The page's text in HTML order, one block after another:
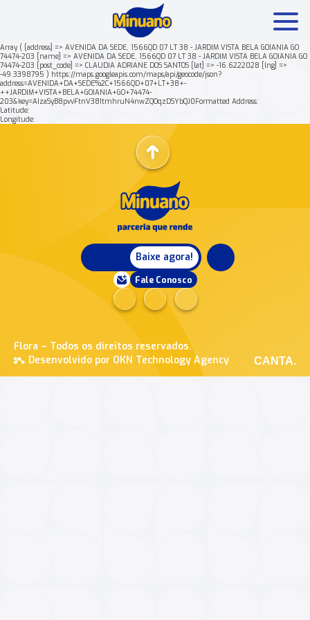
Array ( [address] => AVENIDA DA SEDE, 1566QD 07 LT 38 - JARDIM VISTA BELA GOIANIA GO
74474-203 [name] => AVENIDA DA SEDE, 1566QD 07 LT 38 - JARDIM VISTA BELA GOIANIA GO
74474-203 [post_code] => CLAUDIA ADRIANE DOS SANTOS [lat] => -16.6222028 [lng] =>
-49.3398795 ) https://maps.googleapis.com/maps/api/geocode/json?
address=AVENIDA+DA+SEDE%2C+1566QD+07+LT+38+-
++JARDIM+VISTA+BELA+GOIANIA+GO+74474-
203&key=AIzaSyB8pvvFtnV38ItmhruN4nwZQOqzDSYbQJ0Formatted Address:
Latitude:
Longitude:
Baixe agora!
Fale Conosco
Flora – Todos os direitos reservados.
Desenvolvido por OKN Technology Agency
CANTA.
Mais buscados: Produtos Minuano Rende +
Nossa história